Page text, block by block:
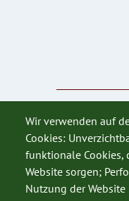
Wir verwenden auf
Cookies:
funktionale Cookies,
Website sorgen;
Nutzung der